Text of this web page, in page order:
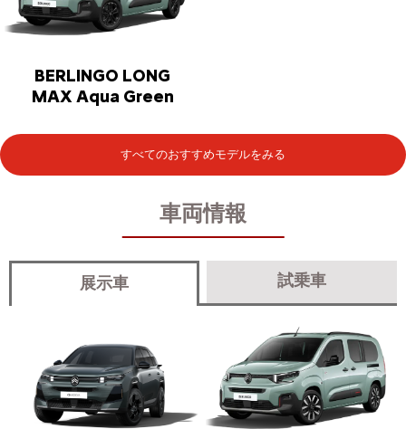
BERLINGO LONG
MAX Aqua Green
すべてのおすすめモデルをみる
車両情報
展示車 試乗車